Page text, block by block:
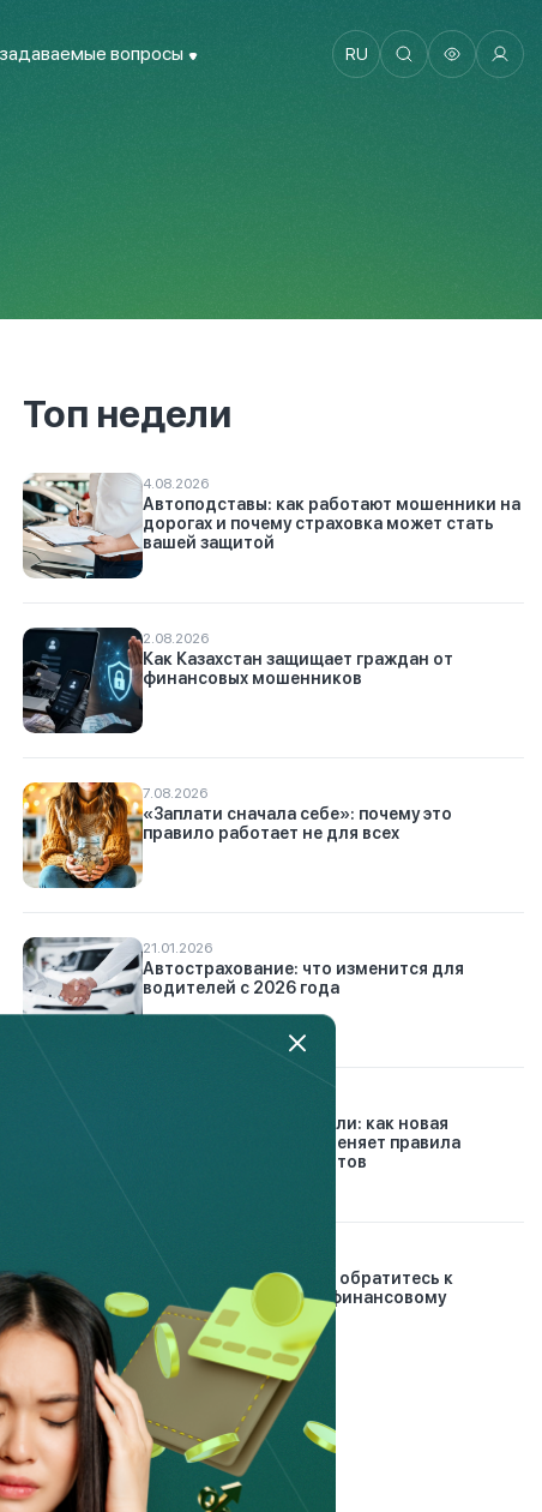
вопросы RU
Топ недели
4.08.2026
Автоподставы: как работают мошенники на
дорогах и почему страховка может стать
вашей защитой
2.08.2026
Как Казахстан защищает граждан от
финансовых мошенников
7.08.2026
«Заплати сначала себе»: почему это
правило работает не для всех
21.01.2026
Автострахование: что изменится для
водителей с 2026 года
Конец долговой спирали: как новая
платформа Finkelisim меняет правила
урегулирования кредитов
30.12.2024
Проблемные кредиты: обратитесь к
банковскому и микрофинансовому
омбудсманам